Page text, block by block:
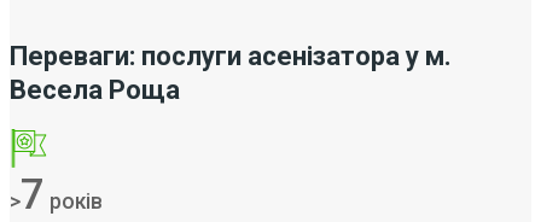
Переваги: послуги асенізатора у м.
Весела Роща
>7 років